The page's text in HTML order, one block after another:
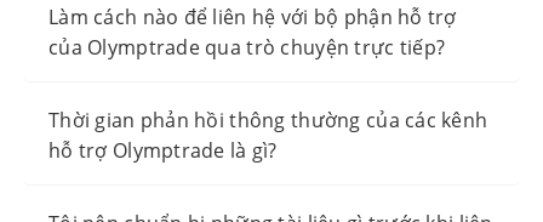
Làm cách nào để liên hệ với bộ phận hỗ trợ
của Olymptrade qua trò chuyện trực tiếp?
Thời gian phản hồi thông thường của các kênh
hỗ trợ Olymptrade là gì?